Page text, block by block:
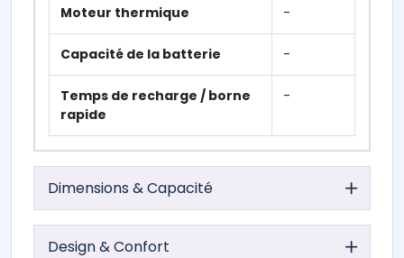
Moteur thermique -
Capacité de la batterie -
Temps de recharge / borne
rapide
-
Dimensions & Capacité
Design & Confort